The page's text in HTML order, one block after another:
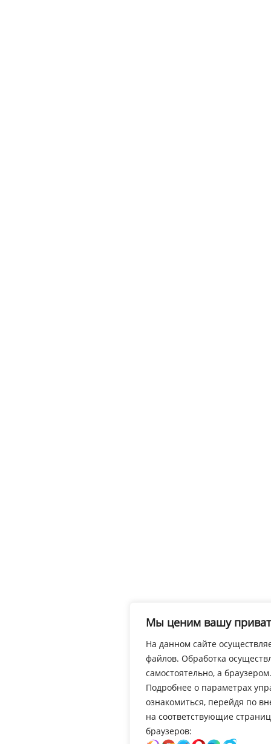
Мы ценим вашу
На данном сайте
файлов. Обработка
самостоятельно, а браузером.
Подробнее о параметрах
ознакомиться, перейдя по
на соответствующие
браузеров: